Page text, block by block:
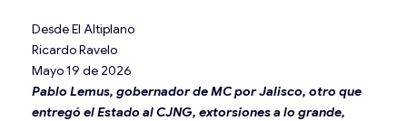
Desde El Altiplano
Ricardo Ravelo
Mayo 19 de 2026
Pablo Lemus, gobernador de MC por Jalisco, otro que
entregó el Estado al CJNG, extorsiones a lo grande,